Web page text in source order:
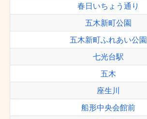
春日いちょう通り
五木新町公園
五木新町ふれあい公園
七光台駅
五木
座生川
船形中央会館前